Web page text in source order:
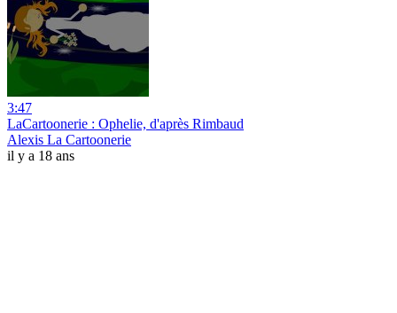
3:47
LaCartoonerie : Ophelie, d'après Rimbaud
Alexis La Cartoonerie
il y a 18 ans